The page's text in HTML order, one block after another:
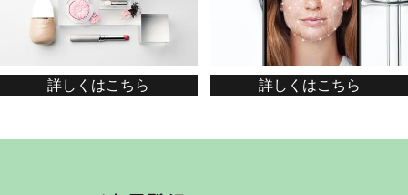
詳しくはこちら 詳しくはこちら